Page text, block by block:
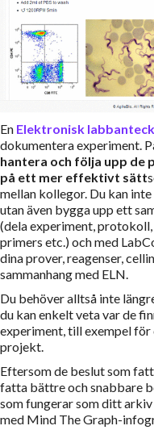
En Elektronisk
dokumentera experiment.
hantera och följa upp de
på ett mer effektivt sätt
mellan kollegor. Du kan
utan även bygga upp ett
(dela experiment,
primers etc.) och med
dina prover, reagenser,
sammanhang med ELN.
Du behöver alltså inte
du kan enkelt veta var de
experiment, till exempel
projekt.
Eftersom de beslut som
fatta bättre och snabbare
som fungerar som ditt
med Mind The Graph-